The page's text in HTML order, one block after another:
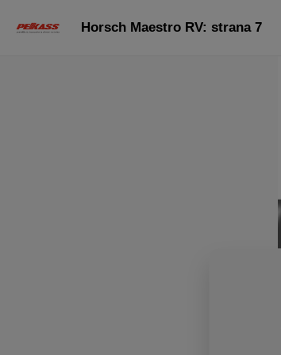
Horsch Maestro RV: strana 7